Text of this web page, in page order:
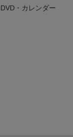
・カレンダー